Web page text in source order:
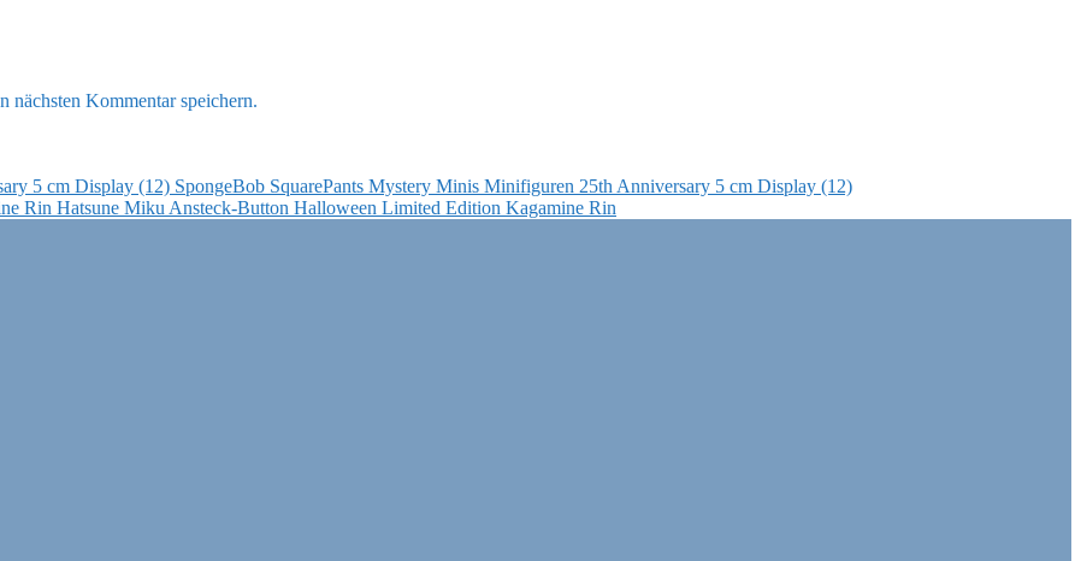
nächsten Kommentar speichern.
SpongeBob SquarePants Mystery Minis Minifiguren 25th Anniversary 5 cm Display (12)
Hatsune Miku Ansteck-Button Halloween Limited Edition Kagamine Rin